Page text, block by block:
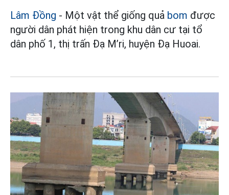
Lâm Đồng - Một vật thể giống quả bom được
người dân phát hiện trong khu dân cư tại tổ
dân phố 1, thị trấn Đạ M’ri, huyện Đạ Huoai.